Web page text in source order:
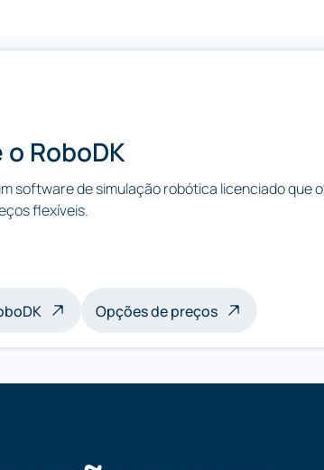
RoboDK
software de simulação robótica licenciado que
flexíveis.
Opções de preços